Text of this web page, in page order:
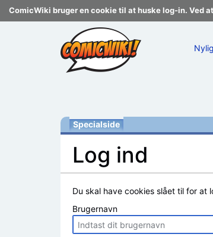
ComicWiki bruger en cookie til at huske log-in. Ved
Specialside
Log ind
Du skal have cookies slået til for at
Brugernavn